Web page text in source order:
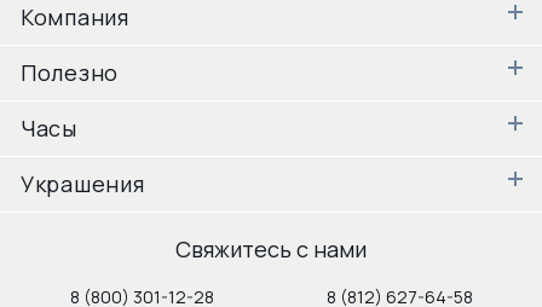
Компания
Полезно
Часы
Украшения
Свяжитесь с нами
8 (800) 301-12-28 8 (812) 627-64-58